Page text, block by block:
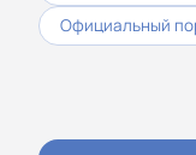
Официальный